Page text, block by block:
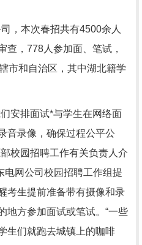
，本次春招共有4500余人
查，778人参加面、笔试，
市和自治区，其中湖北籍学
安排面试*与学生在网络面
音录像，确保过程公平公
校园招聘工作有关负责人介
电网公司校园招聘工作组提
考生提前准备带有摄像和录
地方参加面试或笔试。“一些
生们就跑去城镇上的咖啡